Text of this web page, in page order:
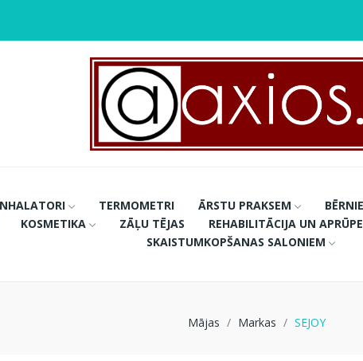
TERMOMETRI ĀRSTU PRAKSEM
KOSMETIKA ZĀĻU TĒJAS REHABILITĀCIJA UN APRŪPE
SKAISTUMKOPŠANAS SALONIEM
Mājas Markas SEJOY